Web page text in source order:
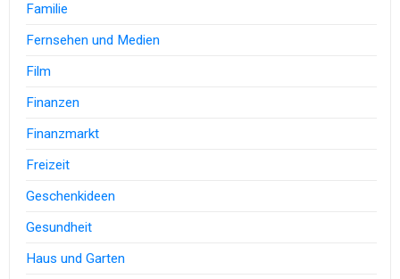
Familie
Fernsehen und Medien
Film
Finanzen
Finanzmarkt
Freizeit
Geschenkideen
Gesundheit
Haus und Garten